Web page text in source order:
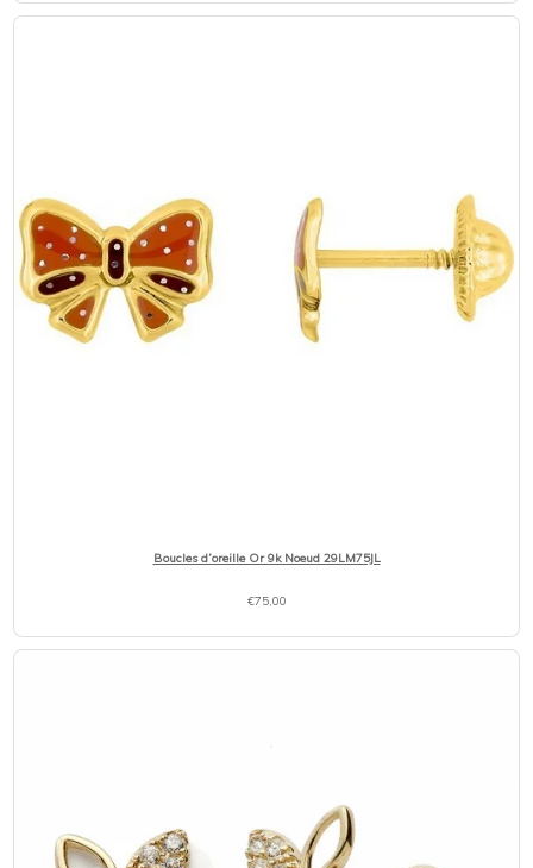
Boucles d’oreille Or 9k Noeud 29LM75JL
€75,00